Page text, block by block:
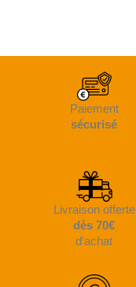
Paiement
sécurisé
Livraison offerte
dès 70€
d'achat